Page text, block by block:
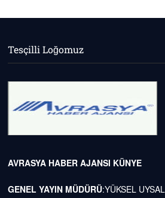
Tesçilli Loğomuz
AVRASYA HABER AJANSI KÜNYE
GENEL YAYIN MÜDÜRÜ:YÜKSEL UYSAL